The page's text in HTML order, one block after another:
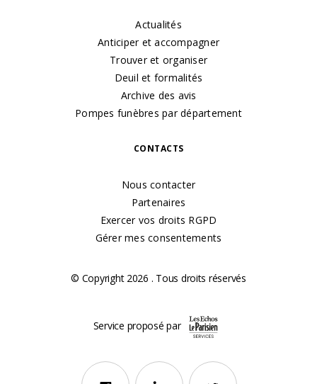
Actualités
Anticiper et accompagner
Trouver et organiser
Deuil et formalités
Archive des avis
Pompes funèbres par département
CONTACTS
Nous contacter
Partenaires
Exercer vos droits RGPD
Gérer mes consentements
© Copyright 2026 . Tous droits réservés
Service proposé par